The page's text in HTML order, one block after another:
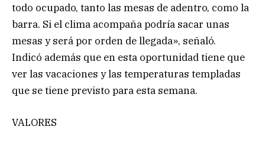
todo ocupado, tanto las mesas de adentro, como la
barra. Si el clima acompaña podría sacar unas
mesas y será por orden de llegada», señaló.
Indicó además que en esta oportunidad tiene que
ver las vacaciones y las temperaturas templadas
que se tiene previsto para esta semana.
VALORES